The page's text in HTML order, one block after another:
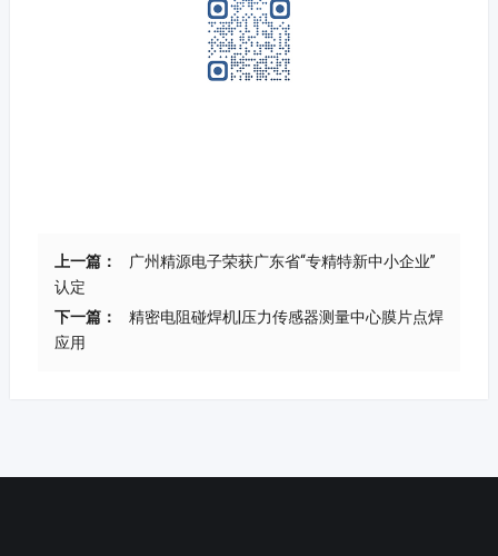
上一篇：
广州精源电子荣获广东省“专精特新中小企业”
认定
下一篇：
精密电阻碰焊机|压力传感器测量中心膜片点焊
应用